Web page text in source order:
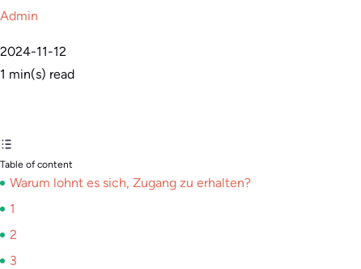
Admin
2024-11-12
1 min(s) read
Table of content
Warum lohnt es sich, Zugang zu erhalten?
1
2
3